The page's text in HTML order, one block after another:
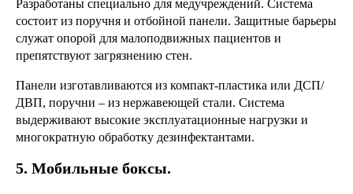
Разработаны специально для медучреждений. Система
состоит из поручня и отбойной панели. Защитные барьеры
служат опорой для малоподвижных пациентов и
препятствуют загрязнению стен.
Панели изготавливаются из компакт-пластика или ДСП/
ДВП, поручни – из нержавеющей стали. Система
выдерживают высокие эксплуатационные нагрузки и
многократную обработку дезинфектантами.
5. Мобильные боксы.